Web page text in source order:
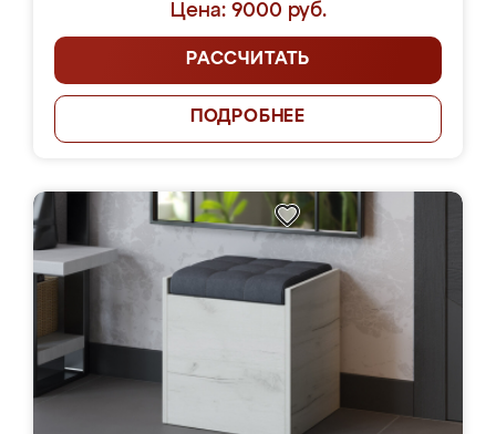
Цена: 9000 руб.
РАССЧИТАТЬ
ПОДРОБНЕЕ